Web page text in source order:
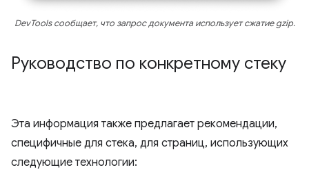
DevTools сообщает, что запрос документа использует сжатие gzip.
Руководство по конкретному стеку
Эта информация также предлагает рекомендации,
специфичные для стека, для страниц, использующих
следующие технологии: